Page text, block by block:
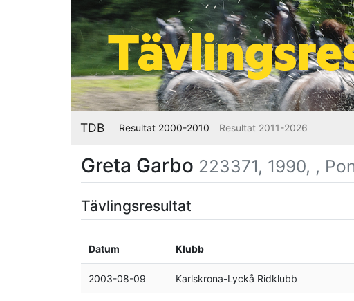
TDB Resultat 2000-2010 Resultat 2011-2026
Greta Garbo 223371, 1990, ,
Tävlingsresultat
Datum Klubb
2003-08-09 Karlskrona-Lyckå Ridklubb